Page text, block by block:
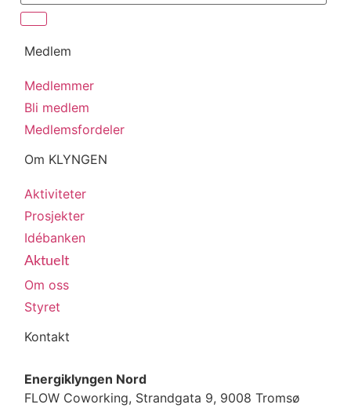
Medlem
Medlemmer
Bli medlem
Medlemsfordeler
Om KLYNGEN
Aktiviteter
Prosjekter
Idébanken
Aktuelt
Om oss
Styret
Kontakt
Energiklyngen Nord
FLOW Coworking, Strandgata 9, 9008 Tromsø